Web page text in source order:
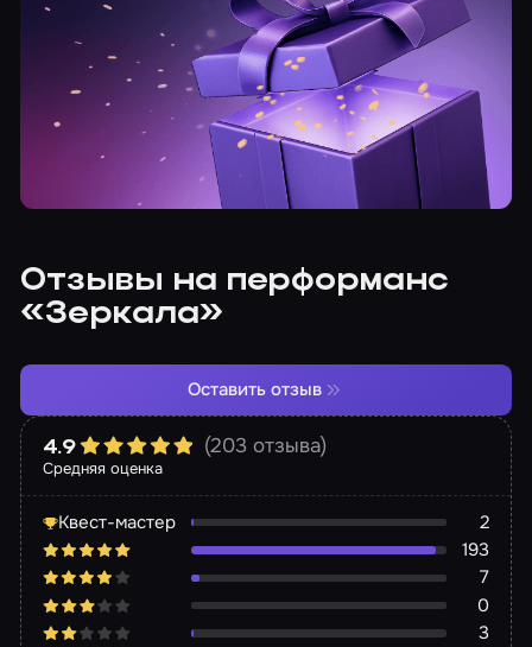
Отзывы на перформанс
«Зеркала»
Средняя оценка
4.9 (203 отзыва)
Квест-мастер
2
193
7
0
3
Оставить отзыв